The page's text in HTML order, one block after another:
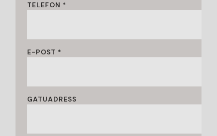
TELEFON *
E-POST *
GATUADRESS